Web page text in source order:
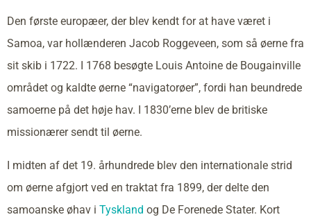
Den første europæer, der blev kendt for at have været i
Samoa, var hollænderen Jacob Roggeveen, som så øerne fra
sit skib i 1722. I 1768 besøgte Louis Antoine de Bougainville
området og kaldte øerne “navigatorøer”, fordi han beundrede
samoerne på det høje hav. I 1830’erne blev de britiske
missionærer sendt til øerne.
I midten af det 19. århundrede blev den internationale strid
om øerne afgjort ved en traktat fra 1899, der delte den
samoanske øhav i Tyskland og De Forenede Stater. Kort